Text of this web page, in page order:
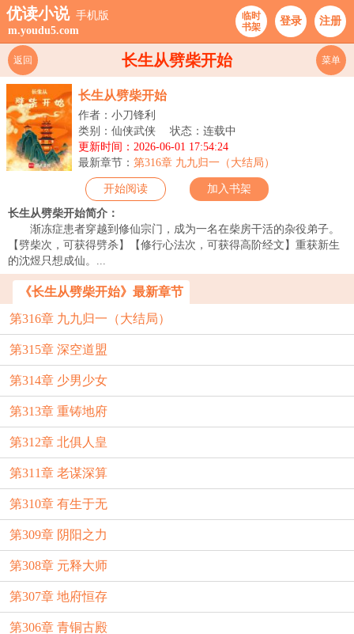
优读小说 手机版
m.youdu5.com
临时
书架
登录 注册
长生从劈柴开始
返回 菜单
长生从劈柴开始
作者：小刀锋利
类别：仙侠武侠
状态：连载中
更新时间：2026-06-01 17:54:24
最新章节： 第316章 九九归一（大结局）
开始阅读 加入书架
长生从劈柴开始简介：
渐冻症患者穿越到修仙宗门，成为一名在柴房干活的杂役弟子。
【劈柴次，可获得劈杀】【修行心法次，可获得高阶经文】重获新生
的沈煜只想成仙。...
《长生从劈柴开始》最新章节
第316章 九九归一（大结局）
第315章 深空道盟
第314章 少男少女
第313章 重铸地府
第312章 北俱人皇
第311章 老谋深算
第310章 有生于无
第309章 阴阳之力
第308章 元释大师
第307章 地府恒存
第306章 青铜古殿